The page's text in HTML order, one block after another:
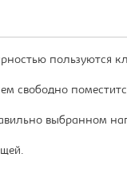
пользуются
свободно
выбранном